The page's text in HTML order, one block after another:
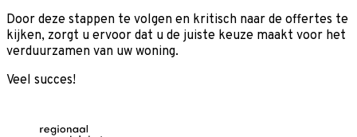
Door deze stappen te volgen en kritisch naar de offertes te
kijken, zorgt u ervoor dat u de juiste keuze maakt voor het
verduurzamen van uw woning.
Veel succes!